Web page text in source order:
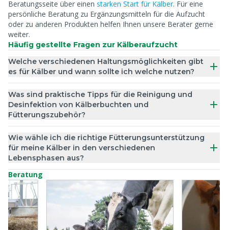
Beratungsseite über einen starken Start für Kälber. Für eine
persönliche Beratung zu Ergänzungsmitteln für die Aufzucht
oder zu anderen Produkten helfen Ihnen unsere Berater gerne
weiter.
Häufig gestellte Fragen zur Kälberaufzucht
Welche verschiedenen Haltungsmöglichkeiten gibt
es für Kälber und wann sollte ich welche nutzen?
Was sind praktische Tipps für die Reinigung und
Desinfektion von Kälberbuchten und
Fütterungszubehör?
Wie wähle ich die richtige Fütterungsunterstützung
für meine Kälber in den verschiedenen
Lebensphasen aus?
Beratung